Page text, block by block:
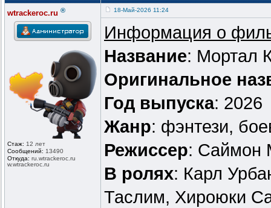
wtrackeroc.ru ®
Стаж: 12 лет
Сообщений: 13490
Откуда: ru.wtrackeroc.ru
w.wtrackeroc .ru
18-Май-2026 11:24
Информация о
Название: Мортал
Оригинальное
Год выпуска: 2026
Жанр: фэнтези,
Режиссер: Саймон
В ролях: Карл
Таслим, Хироюки